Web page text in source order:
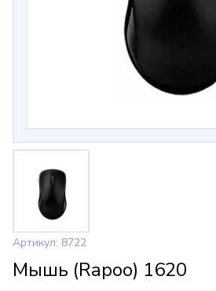
Артикул: 8722
Мышь (Rapoo) 1620